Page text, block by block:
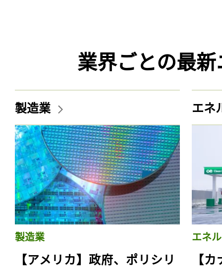
業界ごとの最
製造業
製造業
【アメリカ】政府、ポリシリ
エネ
エネ
【